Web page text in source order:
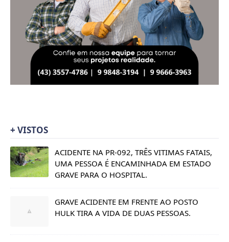
+ VISTOS
ACIDENTE NA PR-092, TRÊS VITIMAS FATAIS,
UMA PESSOA É ENCAMINHADA EM ESTADO
GRAVE PARA O HOSPITAL.
GRAVE ACIDENTE EM FRENTE AO POSTO
HULK TIRA A VIDA DE DUAS PESSOAS.